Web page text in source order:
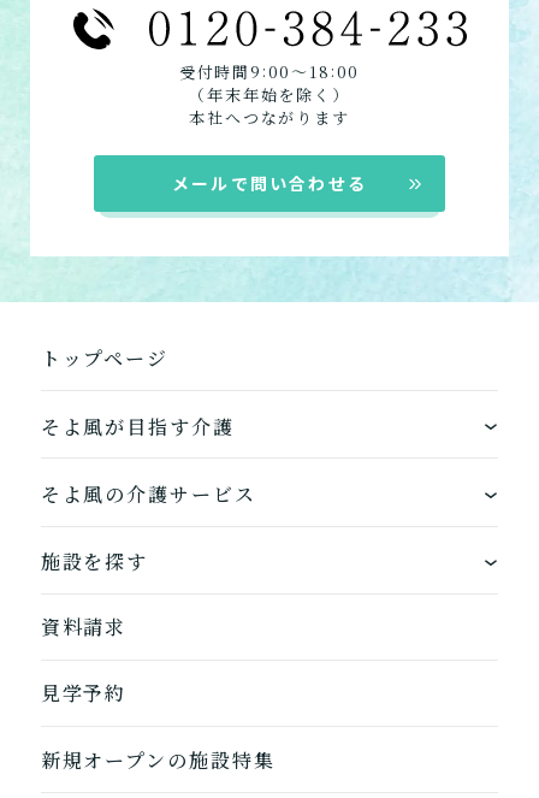
あなたに適しているのは?
用途やご利用目的が違います。
なたに適しているのか簡単にチェックしてみま
しょう!最大4つの質問に答えていただくだけ
で、おすすめの介護保険サービスを紹介しま
要介護認定を受け、要支援１～２、
要介護１～５、いずれかの判定を受
けていますか？
いいえ or
ご自宅で生活しながら介護サービス
を使いたいですか？
老人ホームなどの施設に移り住みた
使いたい
現在、日常生活を送るうえで誰かの
介護などサポートが必要ですか？
必要
必要ない
介護スタッフにご自宅に来てもらい
たいですか？
通いたい
来てもらいたい
認知症の診断を受けていますか？
はい
日帰りで使いたいですか？
一時的に宿泊したいですか？
日帰りで使いたい
要支援１～２・要介護１～２です
要介護３～５ですか？
要支援１～２
要介護１～２
受付時間9 :00〜18 :00
（年末年始を除く）
本社へつながります
メールで問い合わせる
トップページ
そよ風が目指す介護
ワンストップサービス
できるを増やす介護サービス
お客様に選ばれるできたてのお食事
そよ風の介護サービス
ホームに入居する
自宅から通う
自宅に来てもらう
施設を探す
地図から探す
自宅から通う/来てもらう
資料請求
見学予約
新規オープンの施設特集